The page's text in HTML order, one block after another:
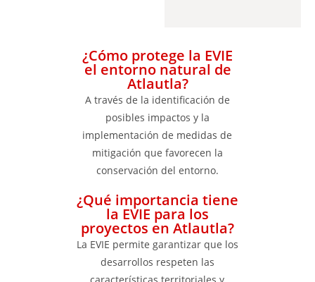
¿Cómo protege la EVIE
el entorno natural de
Atlautla?
A través de la identificación de
posibles impactos y la
implementación de medidas de
mitigación que favorecen la
conservación del entorno.
¿Qué importancia tiene
la EVIE para los
proyectos en Atlautla?
La EVIE permite garantizar que los
desarrollos respeten las